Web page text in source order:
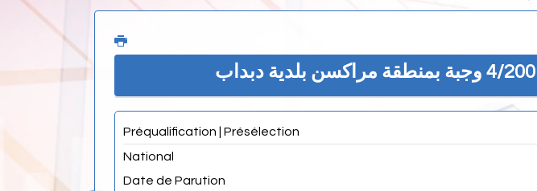
Préqualification | Présélection
National
Date de Parution